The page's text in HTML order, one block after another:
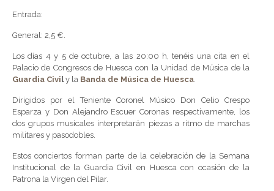
Entrada:
General: 2,5 €.
Los días 4 y 5 de octubre, a las 20:00 h, tenéis una cita en el
Palacio de Congresos de Huesca con la Unidad de Música de la
Guardia Civily la Banda de Música de Huesca.
Dirigidos por el Teniente Coronel Músico Don Celio Crespo
Esparza y Don Alejandro Escuer Coronas respectivamente, los
dos grupos musicales interpretarán piezas a ritmo de marchas
militares y pasodobles.
Estos conciertos forman parte de la celebración de la Semana
Institucional de la Guardia Civil en Huesca con ocasión de la
Patrona la Virgen del Pilar.